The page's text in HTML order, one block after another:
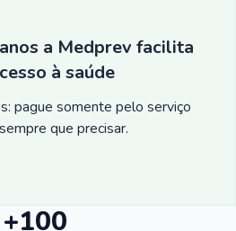
a Medprev facilita
à saúde
pague somente pelo serviço
que precisar.
+100